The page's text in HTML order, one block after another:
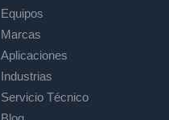
Equipos
Marcas
Aplicaciones
Industrias
Servicio Técnico